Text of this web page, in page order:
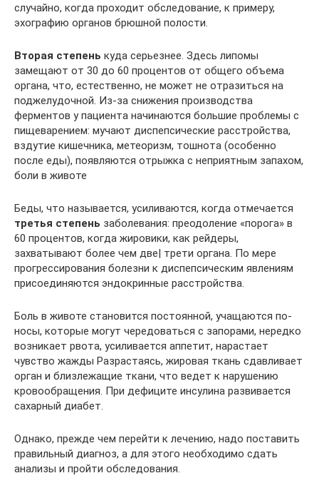
случайно, когда проходит обследование, к приме­ру,
эхографию органов брюшной полости.
Вторая степень куда серьезнее. Здесь липомы
замещают от 30 до 60 про­центов от общего объема
органа, что, естественно, не может не отразиться на
поджелудочной. Из-за снижения производства
ферментов у пациента на­чинаются большие про­блемы с
пищеварением: мучают диспепсические расстройства,
вздутие кишечника, метеоризм, тошнота (особенно
после еды), появляются отрыж­ка с неприятным запахом,
боли в животе
Беды, что называется, усиливаются, когда отме­чается
третья степень заболевания: преодоление «порога» в
60 процентов, когда жировики, как рей­деры,
захватывают более чем две| трети органа. По мере
прогрессирования болезни к диспепсиче­ским явлениям
присоединяются эндокринные расстройства.
Боль в животе становится по­стоянной, учащаются по­
носы, которые могут че­редоваться с запорами, нередко
возникает рвота, усиливается аппетит, на­растает
чувство жажды Разрастаясь, жировая ткань сдавливает
орган и близлежащие ткани, что ведет к нарушению
крово­обращения. При дефиците инсулина развивается
сахарный диабет.
Однако, прежде чем перейти к лечению, надо поставить
правильный диагноз, а для этого не­обходимо сдать
анализы и пройти обследования.